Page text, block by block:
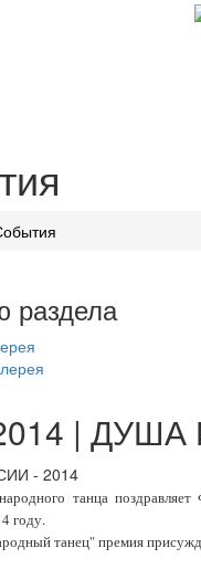
раздела
|
танца
году.
танец" премия